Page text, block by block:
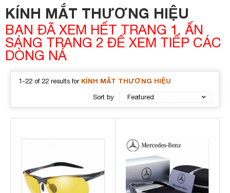
KÍNH MẮT THƯƠNG HIỆU
BẠN ĐÃ XEM HẾT TRANG 1. ẤN
SANG TRANG 2 ĐỂ XEM TIẾP CÁC
DÒNG NÁ
1-22 of 22 results for KÍNH MẮT THƯƠNG HIỆU
Sort by Featured